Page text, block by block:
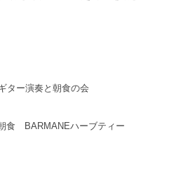
ター演奏と朝食の会
食 BARMANEハーブティー